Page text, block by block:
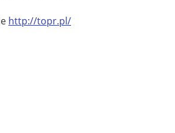
http://topr.pl/